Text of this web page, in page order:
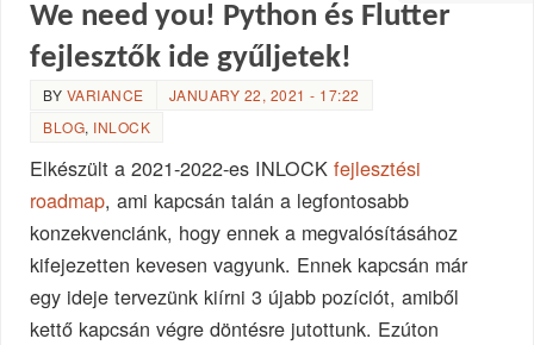
We need you! Python és Flutter
fejlesztők ide gyűljetek!
BY VARIANCE
JANUARY 22, 2021 - 17:22
BLOG, INLOCK
Elkészült a 2021-2022-es INLOCK fejlesztési
roadmap, ami kapcsán talán a legfontosabb
konzekvenciánk, hogy ennek a megvalósításához
kifejezetten kevesen vagyunk. Ennek kapcsán már
egy ideje tervezünk kiírni 3 újabb pozíciót, amiből
kettő kapcsán végre döntésre jutottunk. Ezúton